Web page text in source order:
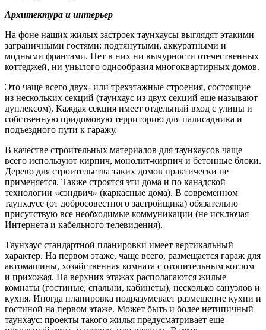
Архитектура и интерьер
На фоне наших жилых застроек таунхаусы выглядят этакими
заграничными гостями: подтянутыми, аккуратными и
модными франтами. Нет в них ни вычурности отечественных
коттеджей, ни унылого однообразия многоквартирных домов.
Это чаще всего двух- или трехэтажные строения, состоящие
из нескольких секций (таунхаус из двух секций еще называют
дуплексом). Каждая секция имеет отдельный вход с улицы и
собственную придомовую территорию для палисадника и
подъездного пути к гаражу.
В качестве строительных материалов для таунхаусов чаще
всего используют кирпич, монолит-кирпич и бетонные блоки.
Дерево для строительства таких домов практически не
применяется. Также строятся эти дома и по канадской
технологии «сэндвич» (каркасные дома). В современном
таунхаусе (от добросовестного застройщика) обязательно
присутствую все необходимые коммуникации (не исключая
Интернета и кабельного телевидения).
Таунхаус стандартной планировки имеет вертикальный
характер. На первом этаже, чаще всего, размещается гараж для
автомашины, хозяйственная комната с отопительным котлом
и прихожая. На верхних этажах располагаются жилые
комнаты (гостиные, спальни, кабинеты), несколько санузлов и
кухня. Иногда планировка подразумевает размещение кухни и
гостиной на первом этаже. Может быть и более нетипичный
таунхаус: проекты такого жилья предусматривает еще